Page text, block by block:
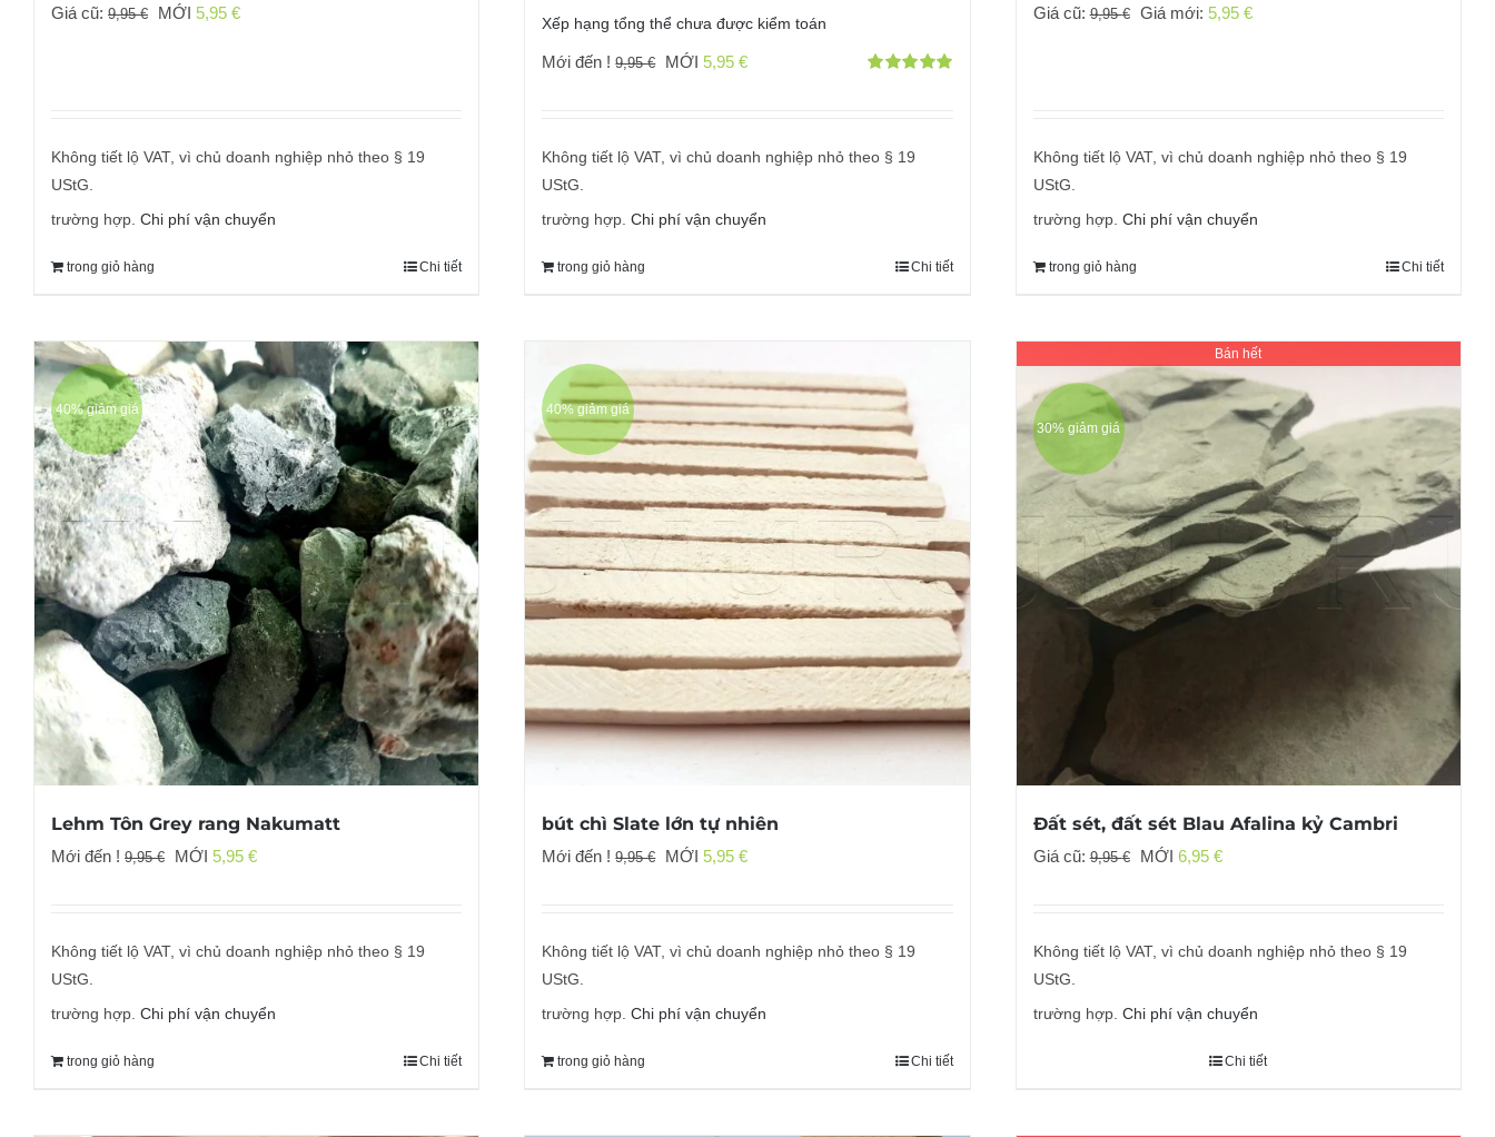
Giá cũ: 9,95€
Giá
MỚI 5,95 €Giá
Không tiết lộ VAT, vì chủ doanh nghiệp nhỏ theo § 19
UStG.
trường hợp. Chi phí vận chuyển
trong giỏ hàng Chi tiết
Xếp hạng tổng thể chưa được kiểm toán
Mới đến ! 9,95€
Giá
9,95 €
MỚI 5,95€Giá
là:
Không tiết lộ VAT, vì chủ doanh nghiệp nhỏ theo § 19
UStG.
trường hợp.Chi phí vận chuyển
trong giỏ hàng Chi tiết
Giá cũ: 9,95€
Giá
Giá mới: 5,95 €Giá
Không tiết lộ VAT, vì chủ doanh nghiệp nhỏ theo § 19
UStG.
trường hợp. Chi phí vận chuyển
trong giỏ hàng Chi tiết
40% giảm giá
Lehm Tôn Grey rang Nakumatt
Mới đến ! 9,95€
Giá
9,95 €
MỚI 5,95 €Giá
là:
Không tiết lộ VAT, vì chủ doanh nghiệp nhỏ theo § 19
UStG.
trường hợp. Chi phí vận chuyển
trong giỏ hàng Chi tiết
40% giảm giá
bút chì Slate lớn tự nhiên
Mới đến ! 9,95€
Giá
9,95 €
MỚI 5,95€Giá
là:
Không tiết lộ VAT, vì chủ doanh nghiệp nhỏ theo § 19
UStG.
trường hợp.Chi phí vận chuyển
trong giỏ hàng Chi tiết
Bán hết
30% giảm giá
Đất sét, đất sét Blau Afalina kỷ Cambri
Giá cũ: 9,95€
Giá
9,95 €
MỚI 6,95 €Giá
là:
Không tiết lộ VAT, vì chủ doanh nghiệp nhỏ theo § 19
UStG.
trường hợp. Chi phí vận chuyển
Chi tiết